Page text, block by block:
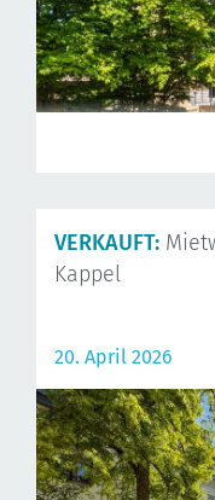
VERKAUFT:
Kappel
20. April 2026